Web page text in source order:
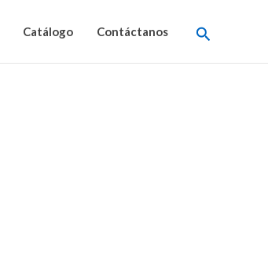
Catálogo Contáctanos Buscar